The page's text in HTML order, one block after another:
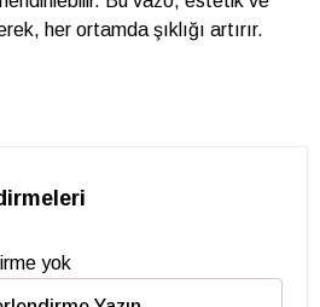
her ortamda şıklığı artırır.
yok